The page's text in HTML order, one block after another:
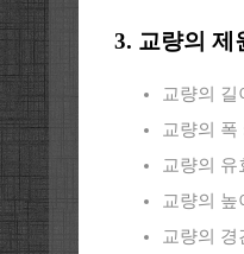
3. 교량의 제
교량의 길
교량의 폭
교량의 유
교량의 높
교량의 경